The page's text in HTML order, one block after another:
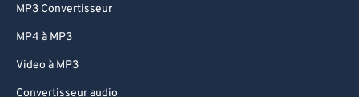
MP3 Convertisseur
MP4 à MP3
Video à MP3
Convertisseur audio